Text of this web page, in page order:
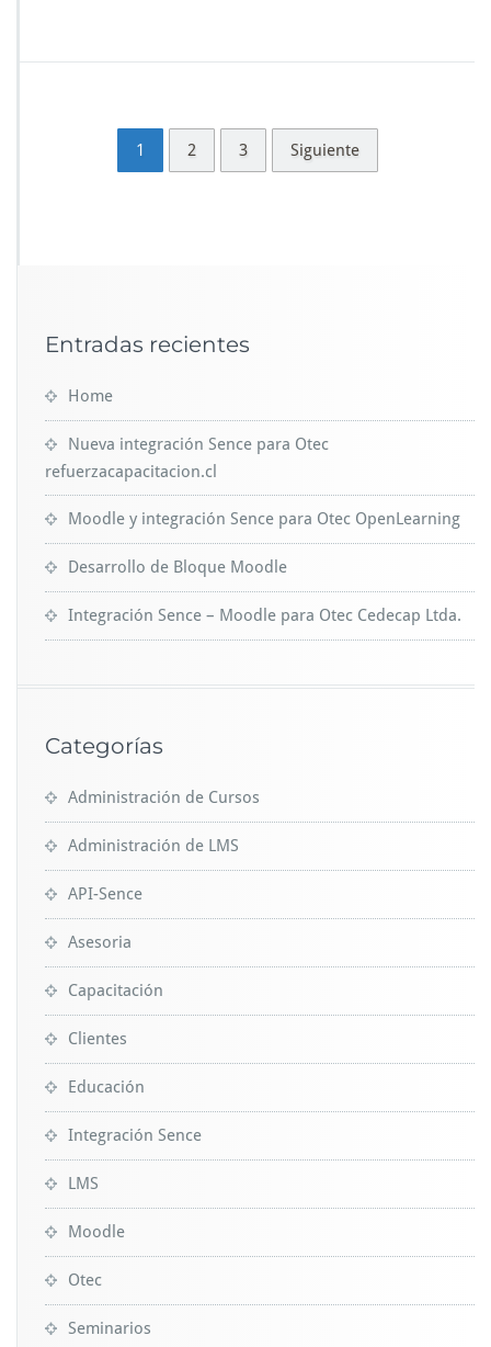
1 2 3 Siguiente
Entradas recientes
Home
Nueva integración Sence para Otec
refuerzacapacitacion.cl
Moodle y integración Sence para Otec OpenLearning
Desarrollo de Bloque Moodle
Integración Sence – Moodle para Otec Cedecap Ltda.
Categorías
Administración de Cursos
Administración de LMS
API-Sence
Asesoria
Capacitación
Clientes
Educación
Integración Sence
LMS
Moodle
Otec
Seminarios